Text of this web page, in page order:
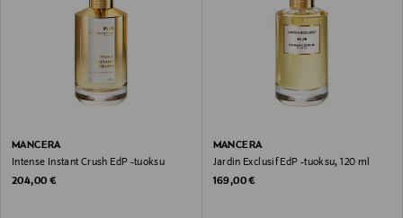
MANCERA
Intense Instant Crush EdP -tuoksu
Original Price
204,00 €
MANCERA
Jardin Exclusif EdP -tuoksu, 120 ml
Original Price
169,00 €